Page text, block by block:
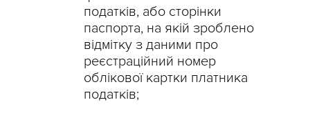
податків, або сторінки
паспорта, на якій зроблено
відмітку з даними про
реєстраційний номер
облікової картки платника
податків;